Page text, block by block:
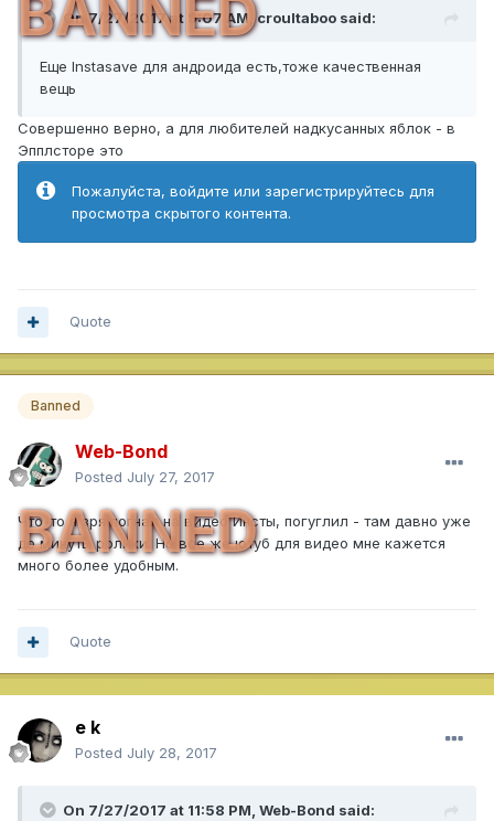
BANNED
On 7/27/2017 at 9:07 AM,croultaboo said:
Еще Instasave для андроида есть,тоже качественная
вещь
Совершенно верно, а для любителей надкусанных яблок - в
Эпплсторе это
Пожалуйста, войдите или зарегистрируйтесь для
просмотра скрытого контента.
Quote
Banned
Web-Bond
Posted July 27, 2017
BANNED
Что-то я зря погнал на видео Инсты, погуглил - там давно уже
до минуты ролики. Но все же ютуб для видео мне кажется
много более удобным.
Quote
e k
Posted July 28, 2017
On 7/27/2017 at 11:58 PM, Web-Bond said: